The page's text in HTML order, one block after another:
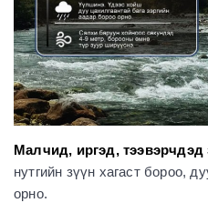
Малчид, иргэд, тээвэрчдэд
нутгийн зүүн хагаст бороо,
орно.